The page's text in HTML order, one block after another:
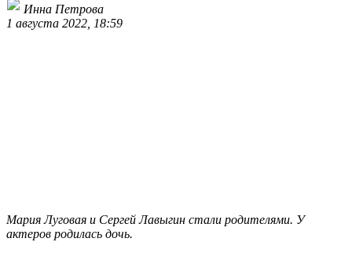
Инна Петрова
1 августа 2022, 18:59
Мария Луговая и Сергей Лавыгин стали родителями. У
актеров родилась дочь.